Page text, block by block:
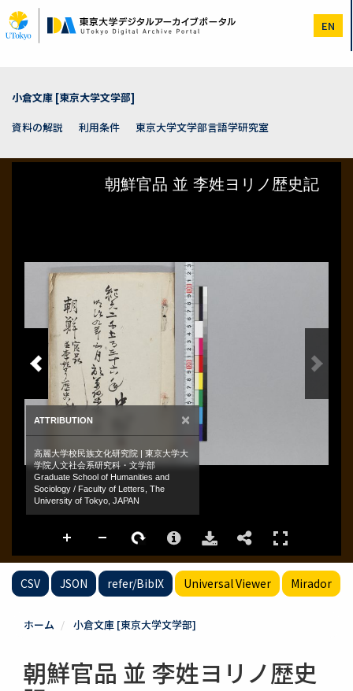
イ
ン
EN
小倉文庫 [東京大学文学部]
資料の解説
利用条件 東京大学文学部言語学研究室
CSV JSON refer/BibIX Universal Viewer Mirador
ホーム 小倉文庫 [東京大学文学部]
朝鮮官品 並 李姓ヨリノ歴史